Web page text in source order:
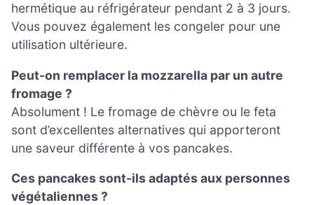
hermétique au réfrigérateur pendant 2 à 3 jours.
Vous pouvez également les congeler pour une
utilisation ultérieure.
Peut-on remplacer la mozzarella par un autre
fromage ?
Absolument ! Le fromage de chèvre ou le feta
sont d’excellentes alternatives qui apporteront
une saveur différente à vos pancakes.
Ces pancakes sont-ils adaptés aux personnes
végétaliennes ?